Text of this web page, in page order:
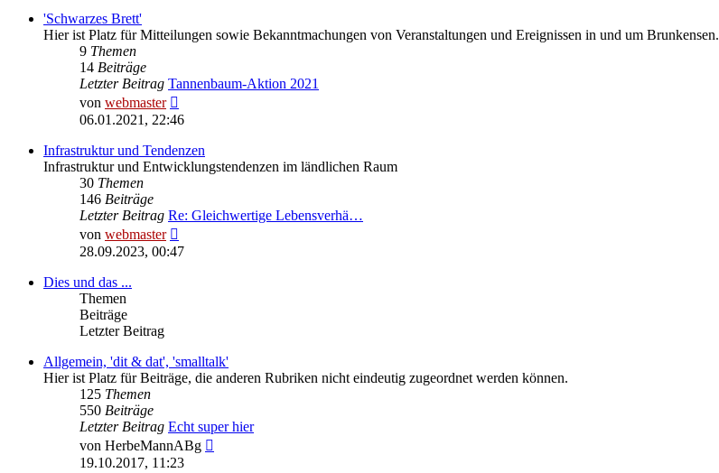
'Schwarzes Brett'
Hier ist Platz für Mitteilungen sowie Bekanntmachungen von Veranstaltungen und Ereignissen in und um Brunkensen.
9 Themen
14 Beiträge
Letzter Beitrag Tannenbaum-Aktion 2021
von webmaster
Beitrag
06.01.2021, 22:46
Infrastruktur und Tendenzen
Infrastruktur und Entwicklungstendenzen im ländlichen Raum
30 Themen
146 Beiträge
Letzter Beitrag Re: Gleichwertige Lebensverhä…
von webmaster
Beitrag
28.09.2023, 00:47
Dies und das ...
Themen
Beiträge
Letzter Beitrag
Allgemein, 'dit & dat', 'smalltalk'
Hier ist Platz für Beiträge, die anderen Rubriken nicht eindeutig zugeordnet werden können.
125 Themen
550 Beiträge
Letzter Beitrag Echt super hier
von HerbeMannABg
19.10.2017, 11:23